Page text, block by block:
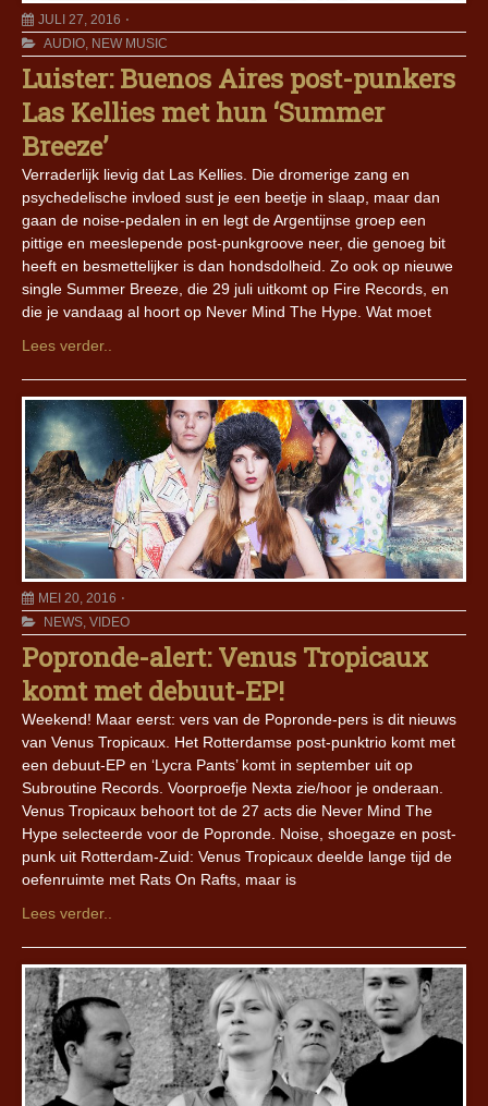
JULI 27, 2016
AUDIO, NEW MUSIC
Luister: Buenos Aires post-punkers
Las Kellies met hun ‘Summer
Breeze’
Verraderlijk lievig dat Las Kellies. Die dromerige zang en
psychedelische invloed sust je een beetje in slaap, maar dan
gaan de noise-pedalen in en legt de Argentijnse groep een
pittige en meeslepende post-punkgroove neer, die genoeg bit
heeft en besmettelijker is dan hondsdolheid. Zo ook op nieuwe
single Summer Breeze, die 29 juli uitkomt op Fire Records, en
die je vandaag al hoort op Never Mind The Hype. Wat moet
Lees verder..
MEI 20, 2016
NEWS, VIDEO
Popronde-alert: Venus Tropicaux
komt met debuut-EP!
Weekend! Maar eerst: vers van de Popronde-pers is dit nieuws
van Venus Tropicaux. Het Rotterdamse post-punktrio komt met
een debuut-EP en ‘Lycra Pants’ komt in september uit op
Subroutine Records. Voorproefje Nexta zie/hoor je onderaan.
Venus Tropicaux behoort tot de 27 acts die Never Mind The
Hype selecteerde voor de Popronde. Noise, shoegaze en post-
punk uit Rotterdam-Zuid: Venus Tropicaux deelde lange tijd de
oefenruimte met Rats On Rafts, maar is
Lees verder..